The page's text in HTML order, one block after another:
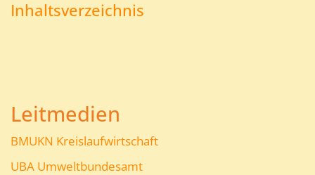
Inhaltsverzeichnis
Leitmedien
BMUKN Kreislaufwirtschaft
UBA Umweltbundesamt